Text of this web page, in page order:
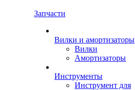
Запчасти
Вилки и амортизаторы
Вилки
Амортизаторы
Инструменты
Инструмент для